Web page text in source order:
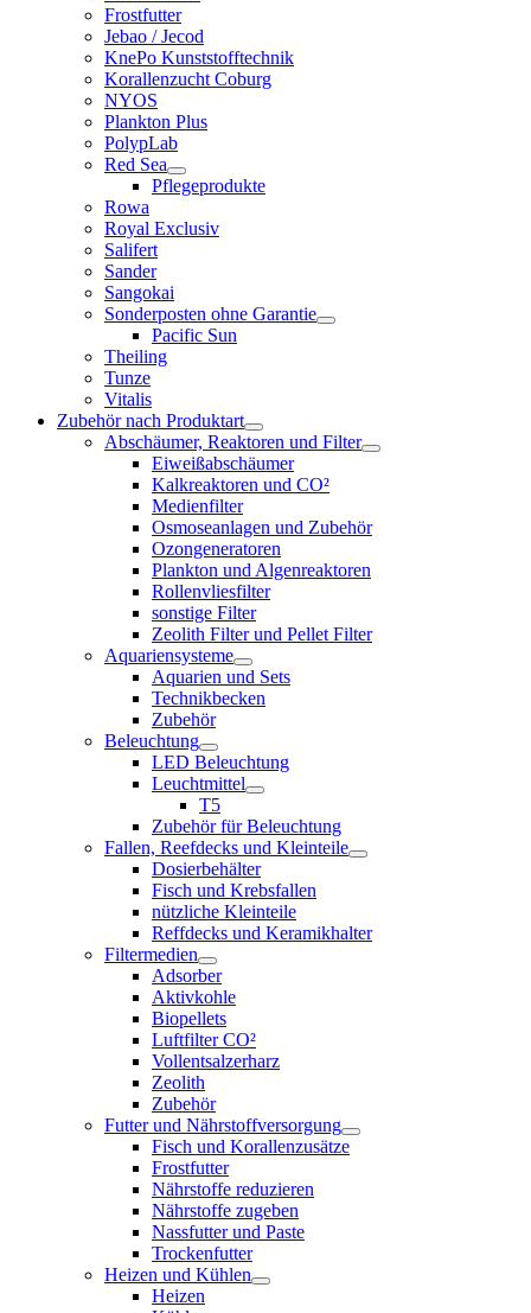
Frostfutter
Jebao / Jecod
KnePo Kunststofftechnik
Korallenzucht Coburg
NYOS
Plankton Plus
PolypLab
Red Sea
Pflegeprodukte
Rowa
Royal Exclusiv
Salifert
Sander
Sangokai
Sonderposten ohne Garantie
Pacific Sun
Theiling
Tunze
Vitalis
Zubehör nach Produktart
Abschäumer, Reaktoren und Filter
Eiweißabschäumer
Kalkreaktoren und CO²
Medienfilter
Osmoseanlagen und Zubehör
Ozongeneratoren
Plankton und Algenreaktoren
Rollenvliesfilter
sonstige Filter
Zeolith Filter und Pellet Filter
Aquariensysteme
Aquarien und Sets
Technikbecken
Zubehör
Beleuchtung
LED Beleuchtung
Leuchtmittel
T5
Zubehör für Beleuchtung
Fallen, Reefdecks und Kleinteile
Dosierbehälter
Fisch und Krebsfallen
nützliche Kleinteile
Reffdecks und Keramikhalter
Filtermedien
Adsorber
Aktivkohle
Biopellets
Luftfilter CO²
Vollentsalzerharz
Zeolith
Zubehör
Futter und Nährstoffversorgung
Fisch und Korallenzusätze
Frostfutter
Nährstoffe reduzieren
Nährstoffe zugeben
Nassfutter und Paste
Trockenfutter
Heizen und Kühlen
Heizen